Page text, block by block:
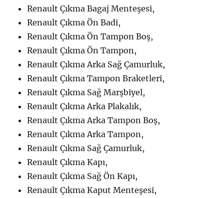
Renault Çıkma Bagaj Menteşesi,
Renault Çıkma Ön Badi,
Renault Çıkma Ön Tampon Boş,
Renault Çıkma Ön Tampon,
Renault Çıkma Arka Sağ Çamurluk,
Renault Çıkma Tampon Braketleri,
Renault Çıkma Sağ Marşbiyel,
Renault Çıkma Arka Plakalık,
Renault Çıkma Arka Tampon Boş,
Renault Çıkma Arka Tampon,
Renault Çıkma Sağ Çamurluk,
Renault Çıkma Kapı,
Renault Çıkma Sağ Ön Kapı,
Renault Çıkma Kaput Menteşesi,